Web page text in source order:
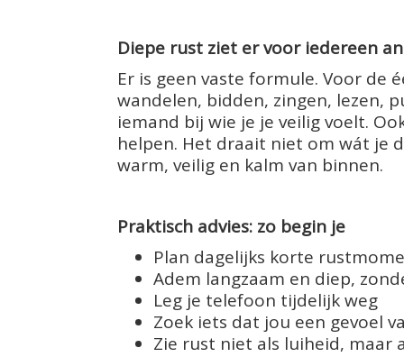
Diepe rust ziet er voor iedereen
Er is geen vaste formule. Voor de
wandelen, bidden, zingen, lezen,
iemand bij wie je je veilig voelt.
helpen. Het draait niet om wát je
warm, veilig en kalm van binnen.
Praktisch advies: zo begin je
Plan dagelijks korte
Adem langzaam en diep,
Leg je telefoon tijdelijk weg
Zoek iets dat jou een gevoel
Zie rust niet als luiheid, maar